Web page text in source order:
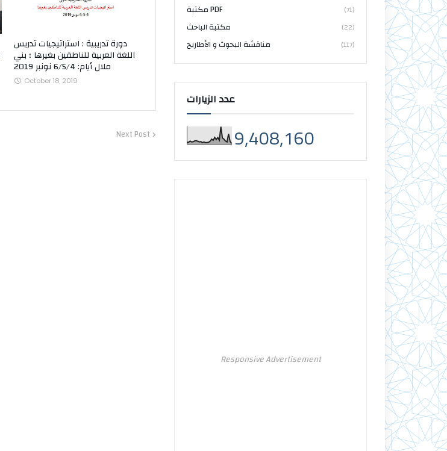
دورة تدريبية : استراتيجيات تدريس
اللغة العربية للناطقين بغيرها ؛ بني
ملال أيام: 6/5/4 نونبر 2019
October 18, 2019
Next Post
مكتبة PDF (71)
مكتبة الباحث (22)
مناقشة البحوث و الأطاريح (117)
عدد الزيارات
9,408,160
Responsive Advertisement